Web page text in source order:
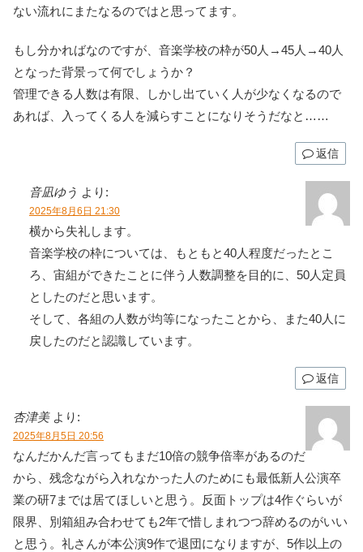
ない流れにまたなるのではと思ってます。
もし分かればなのですが、音楽学校の枠が50人︎→45人→40人
となった背景って何でしょうか？
管理できる人数は有限、しかし出ていく人が少なくなるので
あれば、入ってくる人を減らすことになりそうだなと……
返信
音凪ゆう より:
2025年8月6日 21:30
横から失礼します。
音楽学校の枠については、もともと40人程度だったとこ
ろ、宙組ができたことに伴う人数調整を目的に、50人定員
としたのだと思います。
そして、各組の人数が均等になったことから、また40人に
戻したのだと認識しています。
返信
杏津美 より:
2025年8月5日 20:56
なんだかんだ言ってもまだ10倍の競争倍率があるのだ
から、残念ながら入れなかった人のためにも最低新人公演卒
業の研7までは居てほしいと思う。反面トップは4作ぐらいが
限界、別箱組み合わせても2年で惜しまれつつ辞めるのがいい
と思う。礼さんが本公演9作で退団になりますが、5作以上の